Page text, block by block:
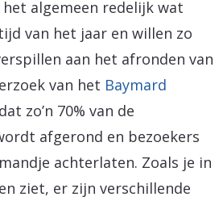
het algemeen redelijk wat
van het jaar en willen zo
aan het afronden van
van het Baymard
zo’n 70% van de
afgerond en bezoekers
achterlaten. Zoals je in
ziet, er zijn verschillende